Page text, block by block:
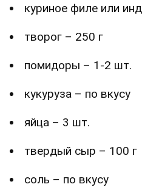
куриное филе или
творог – 250 г
помидоры – 1-2 шт.
кукуруза – по вкусу
яйца – 3 шт.
твердый сыр – 100 г
соль – по вкусу